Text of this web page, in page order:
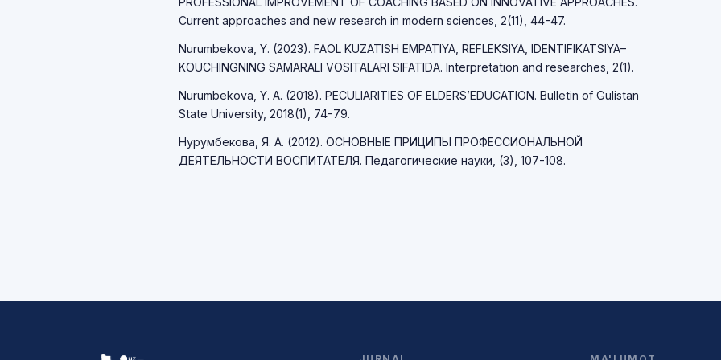
Current approaches and new research in modern sciences, 2(11), 44-47.
Nurumbekova, Y. (2023). FAOL KUZATISH EMPATIYA, REFLEKSIYA, IDENTIFIKATSIYA–
KOUCHINGNING SAMARALI VOSITALARI SIFATIDA. Interpretation and researches, 2(1).
Nurumbekova, Y. A. (2018). PECULIARITIES OF ELDERS’EDUCATION. Bulletin of Gulistan
State University, 2018(1), 74-79.
Нурумбекова, Я. А. (2012). ОСНОВНЫЕ ПРИЦИПЫ ПРОФЕССИОНАЛЬНОЙ
ДЕЯТЕЛЬНОСТИ ВОСПИТАТЕЛЯ. Педагогические науки, (3), 107-108.